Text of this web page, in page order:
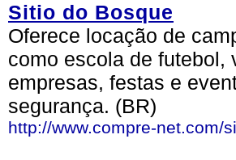
Sitio do Bosque
Oferece locação de
como escola de futebol,
empresas, festas e
segurança. (BR)
http://www.compre-net.com/